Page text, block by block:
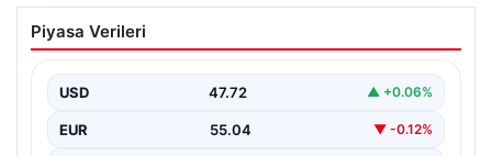
Beşiktaş’tan Mohamed Salah sonrası
dev hamle!
Piyasa Verileri
USD 47.72 ▲ +0.06%
EUR 55.04 ▼ -0.12%